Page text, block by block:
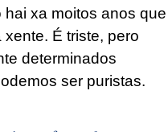
xa moitos anos que
É triste, pero
determinados
ser puristas.